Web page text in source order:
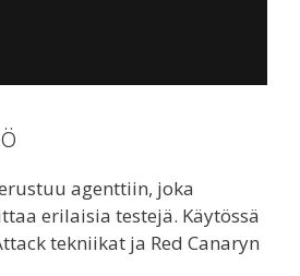
agenttiin, joka
erilaisia testejä. Käytössä
tekniikat ja Red Canaryn